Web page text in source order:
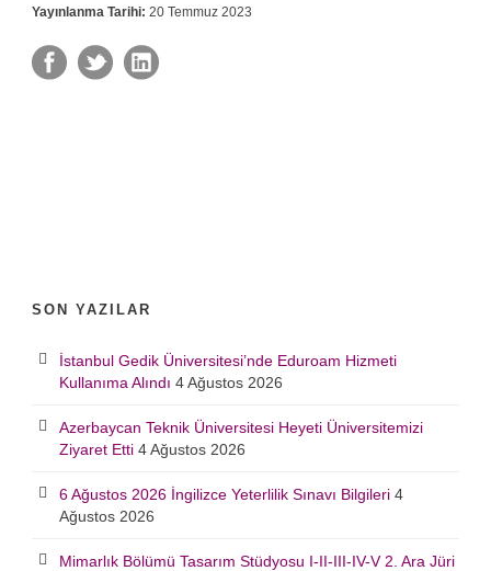
Yayınlanma Tarihi: 20 Temmuz 2023
SON YAZILAR
İstanbul Gedik Üniversitesi’nde Eduroam Hizmeti
Kullanıma Alındı 4 Ağustos 2026
Azerbaycan Teknik Üniversitesi Heyeti Üniversitemizi
Ziyaret Etti 4 Ağustos 2026
6 Ağustos 2026 İngilizce Yeterlilik Sınavı Bilgileri 4
Ağustos 2026
Mimarlık Bölümü Tasarım Stüdyosu I-II-III-IV-V 2. Ara Jüri